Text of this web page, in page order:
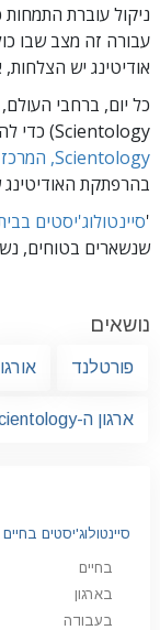
ניקול עוברת התמחות
עבורה זה מצב שבו
אודיטינג יש
כל יום, ברחבי
Scientology) כדי להשיג הארה רוחנית וחופש.
Scientology, המרכז או הקבוצה הקרובים אליך
בהרפתקת
'סיינטולוג'יסטים
שנשארים בטוחים,
נושאים
פורטלנד
ארגון ה-Scientology פורטלנד
סיינטולוג'יסטים בחיים
בחיים
בארגון
בעבודה